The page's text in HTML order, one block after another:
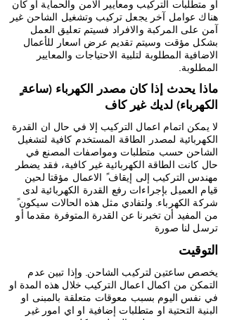
أو متطلبات التركيب ومعايير الامن والحماية أو كان
هناك عوامل آخر يجعل تركيب وتشغيل الشاحن غير
آمن على المركبة والافراد فسيتم تعليق العمل
بشكل مؤقت وسيتم تقديم عرض اسعار للأعمال
الاضافية المطلوبة لتلبية الاحتياجات والمعايير
المطلوبة.
الكهرباء) لديك غير كاف
لا يمكن اتمام اعمال التركيب إلا في حال ان القدرة
الكهربائية لمصدر الطاقة المستخدم كافية لتشغيل
الشاحن حسب متطلبات ومواصفات المصنع في
حال كانت الطاقة الكهربائية غير كافية، فقد يضطر
مهندس التركيب إلى إيقاف ً الاعمال مؤقتا لحين
قيام العميل بإجراءات رفع القدرة الكهربائية لدى
شركة الكهرباء. ولتفادي مثل هذه الحالات سيكون ً
من المفيد أن تخبرنا عن القدرة المتوفرة مقدما أو
ترسل لنا صورة
التوقيت
يخصص ساعتين لتركيب الشاحن. وإذا تبين عدم
التمكن من اكمال اعمال التركيب خلال هذه المدة او
في نفس اليوم بسبب معوقات متعلقة بالمبنى او
البنية التحتية او متطلبات إضافية او اي امور غير